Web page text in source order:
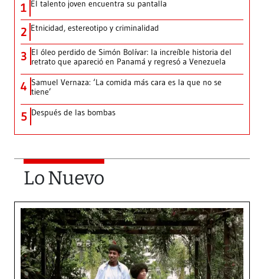
1 El talento joven encuentra su pantalla​
2 Etnicidad, estereotipo y criminalidad
3 El óleo perdido de Simón Bolívar: la increíble historia del
retrato que apareció en Panamá y regresó a Venezuela
4 Samuel Vernaza: ‘La comida más cara es la que no se
tiene’
5 Después de las bombas
Lo Nuevo